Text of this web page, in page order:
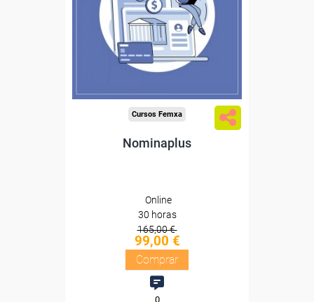
Sin requisitos de acceso
Diploma
Cursos Femxa
Nominaplus
Online
30 horas
165,00 €
99,00 €
Comprar
0